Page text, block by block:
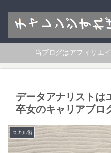
当ブログはアフィリエ
データアナリストは
卒女のキャリアブロ
スキル術